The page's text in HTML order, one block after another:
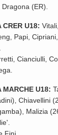
(ER).
CRER U18:
Papi,
Cianciulli,
MARCHE U18:
Chiavellini
Malizia